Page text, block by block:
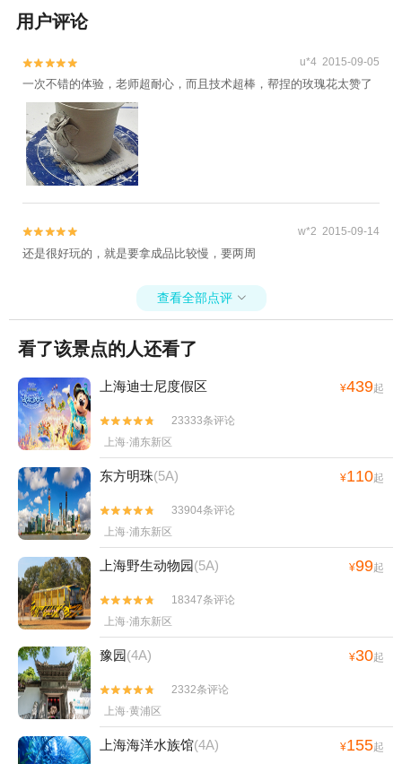
用户评论

 u*4 2015-09-05
一次不错的体验，老师超耐心，而且技术超棒，帮捏的玫瑰花太赞了

 w*2 2015-09-14
还是很好玩的，就是要拿成品比较慢，要两周
查看全部点评 
看了该景点的人还看了
上海迪士尼度假区 ¥439起


23333条评论
上海·浦东新区
东方明珠(5A) ¥110起


33904条评论
上海·浦东新区
上海野生动物园(5A) ¥99起


18347条评论
上海·浦东新区
豫园(4A) ¥30起


2332条评论
上海·黄浦区
上海海洋水族馆(4A) ¥155起